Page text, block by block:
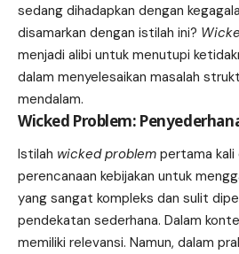
sedang dihadapkan dengan
disamarkan dengan istilah ini?
menjadi alibi untuk menutupi
dalam menyelesaikan masalah
mendalam.
Wicked Problem:
Istilah wicked problem pertama kali
perencanaan kebijakan untuk
yang sangat kompleks dan sulit
pendekatan sederhana. Dalam
memiliki relevansi. Namun, dalam